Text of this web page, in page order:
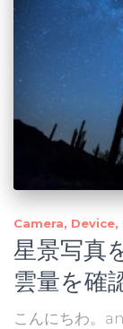
Camera Device
星景写真
雲量を確
こんにちわ。